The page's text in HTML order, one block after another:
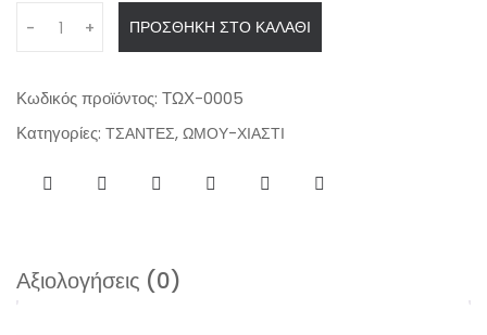
n
i
- + ΠΡΟΣΘΉΚΗ ΣΤΟ ΚΑΛΆΘΙ
Κωδικός προϊόντος: ΤΩΧ-0005
Κατηγορίες: ΤΣΑΝΤΕΣ, ΩΜΟΥ-ΧΙΑΣΤΙ
Αξιολογήσεις (0)